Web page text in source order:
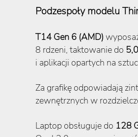
Podzespoły modelu
T14 Gen 6 (AMD)
8 rdzeni, taktowanie do
i aplikacji opartych na
Za grafikę odpowiadają
zewnętrznych w
Laptop obsługuje do 128